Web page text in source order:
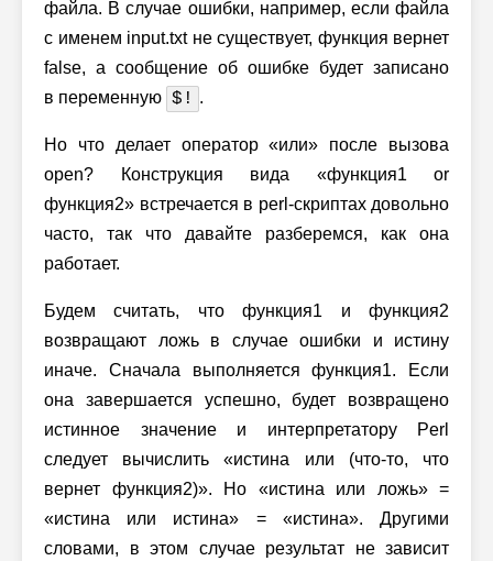
файла. В случае ошибки, например, если файла
с именем input.txt не существует, функция вернет
false, а сообщение об ошибке будет записано
в переменную $! .
Но что делает оператор «или» после вызова
open? Конструкция вида «функция1 or
функция2» встречается в perl-скриптах довольно
часто, так что давайте разберемся, как она
работает.
Будем считать, что функция1 и функция2
возвращают ложь в случае ошибки и истину
иначе. Сначала выполняется функция1. Если
она завершается успешно, будет возвращено
истинное значение и интерпретатору Perl
следует вычислить «истина или (что-то, что
вернет функция2)». Но «истина или ложь» =
«истина или истина» = «истина». Другими
словами, в этом случае результат не зависит